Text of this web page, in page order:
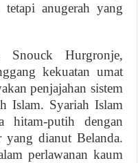
tetapi anugerah yang
Snouck Hurgronje,
kekuatan umat
penjajahan sistem
Islam. Syariah Islam
hitam-putih dengan
yang dianut Belanda.
perlawanan kaum